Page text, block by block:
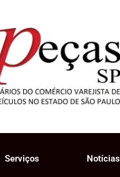
Serviços Notícias